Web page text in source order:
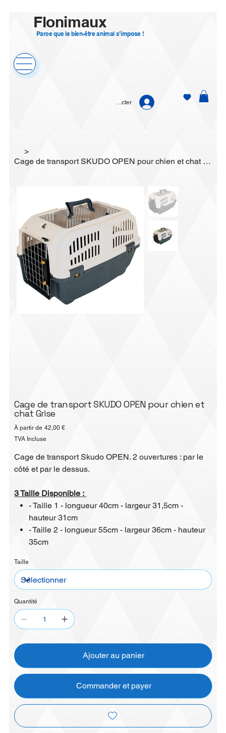
Flonimaux
Parce que le bien-être animal s’impose !
Se connecter
>
Cage de transport SKUDO OPEN pour chien et chat Grise
Cage de transport SKUDO OPEN pour chien et
chat Grise
À partir de Prix
42,00 €
TVA Incluse
Cage de transport Skudo OPEN. 2 ouvertures : par le
côté et par le dessus.
3 Taille Disponible :
- Taille 1 - longueur 40cm - largeur 31,5cm -
hauteur 31cm
- Taille 2 - longueur 55cm - largeur 36cm - hauteur
35cm
Taille
Quantité
Ajouter au panier
Commander et payer